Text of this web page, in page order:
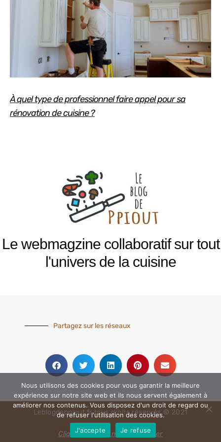
À quel type de professionnel faire appel pour sa
rénovation de cuisine ?
Le webmagzine collaboratif sur tout
l'univers de la cuisine
Partagez sur les réseaux
Leblogdeppiout.fr tous droits réservés © 2021
Cliquez ici pour nous contacter
Nous utilisons des cookies pour vous garantir la meilleure
expérience sur notre site web et ils nous servent également à
améliorer nos contenus. Vous disposez d'un droit de regard ou
de refuser l'utilisation des cookies.
J'accepte
Je refuse